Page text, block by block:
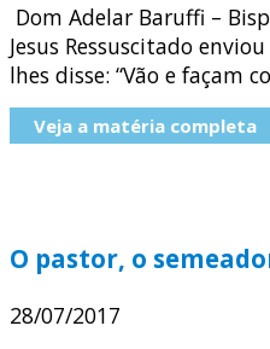
Dom Adelar Baruffi –
Jesus Ressuscitado
lhes disse: “Vão e façam
Veja a matéria completa
O pastor, o
28/07/2017